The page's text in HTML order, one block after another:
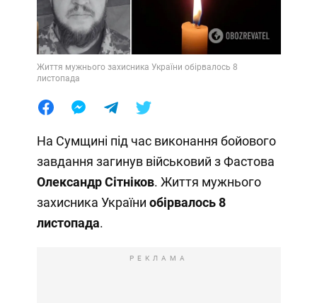
Життя мужнього захисника України обірвалось 8
листопада
На Сумщині під час виконання бойового
завдання загинув військовий з Фастова
Олександр Сітніков. Життя мужнього
захисника України обірвалось 8
листопада.
РЕКЛАМА